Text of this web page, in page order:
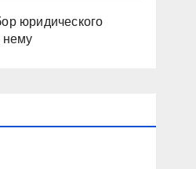
юридического
нему